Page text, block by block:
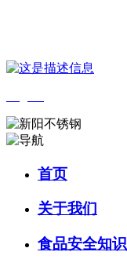
首页
关于我们
食品安全知识